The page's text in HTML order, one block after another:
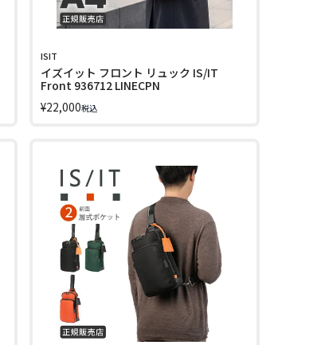
ISIT
イズイット フロント リュック IS/IT
Front 936712 LINECPN
¥22,000税込